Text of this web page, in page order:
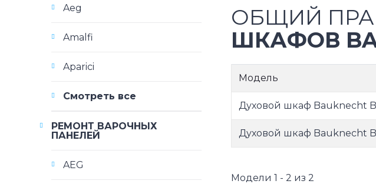
ОБЩИЙ
ШКАФОВ
Модель
Духовой шкаф Bauknecht
Духовой шкаф Bauknecht
Модели 1 - 2 из 2
Aeg
Amalfi
Aparici
Смотреть все
РЕМОНТ ВАРОЧНЫХ
ПАНЕЛЕЙ
AEG